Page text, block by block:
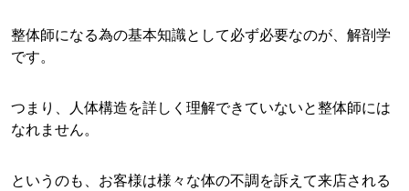
整体師になる為の基本知識として必ず必要なのが、解剖学
です。
つまり、人体構造を詳しく理解できていないと整体師には
なれません。
というのも、お客様は様々な体の不調を訴えて来店される